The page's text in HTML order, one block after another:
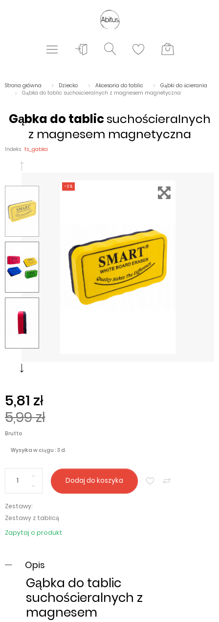
Strona główna Dziecko Akcesoria do tablic
Gąbki do ścierania
Gąbka do tablic suchościeralnych z magnesem magnetyczna
Gąbka do tablicsuchościeralnych
z magnesem magnetyczna
Indeks ts_gabka
-3%
5,81 zł
5,99 zł
Brutto
Wysyłka w ciągu : 3 d.
Dodaj do koszyka
Zestawy:
Zestawy z tablicą
Zapytaj o produkt
Opis
Gąbka do tablic
suchościeralnych z
magnesem